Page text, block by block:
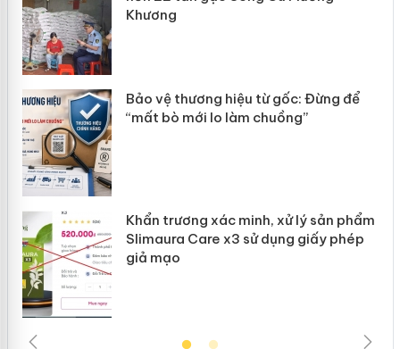
Khương
Bảo vệ thương hiệu từ gốc: Đừng để
“mất bò mới lo làm chuồng”
Khẩn trương xác minh, xử lý sản phẩm
Slimaura Care x3 sử dụng giấy phép
giả mạo